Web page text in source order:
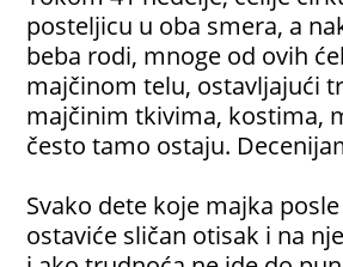
posteljicu u oba smera, a
beba rodi, mnoge od ovih
majčinom telu, ostavljajući
majčinim tkivima, kostima,
često tamo ostaju.
Svako dete koje majka
ostaviće sličan otisak i na